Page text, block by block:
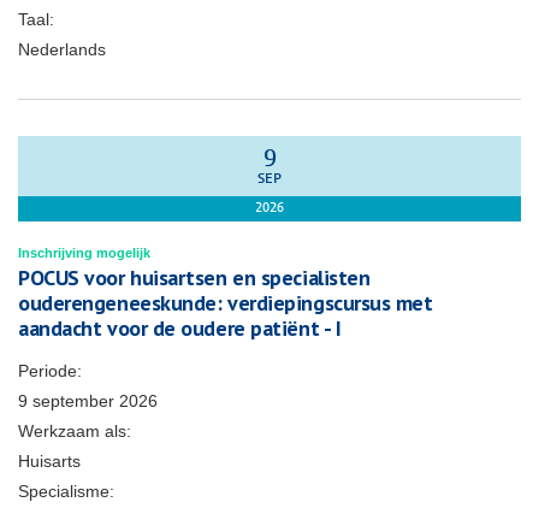
Taal:
Nederlands
9
SEP
2026
Inschrijving mogelijk
POCUS voor huisartsen en specialisten
ouderengeneeskunde: verdiepingscursus met
aandacht voor de oudere patiënt - I
Periode:
9 september 2026
Werkzaam als:
Huisarts
Specialisme: